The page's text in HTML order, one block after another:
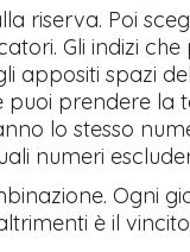
riserva. Poi
Gli indizi
appositi spazi
prendere la
lo stesso
numeri
Ogni
è il